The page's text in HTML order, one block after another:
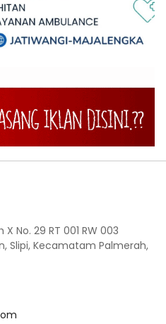
No. 29 RT 001 RW 003
Slipi, Kecamatam Palmerah,